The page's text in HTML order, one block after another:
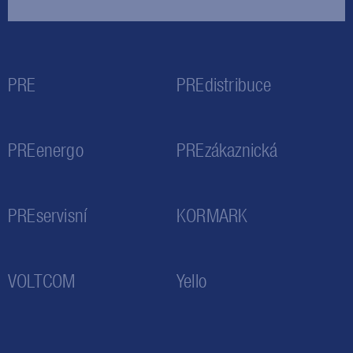
PRE PREdistribuce
PREenergo PREzákaznická
PREservisní KORMARK
VOLTCOM Yello